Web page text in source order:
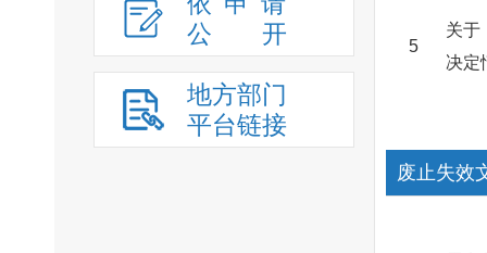
公
开
地方部门
平台链接
5
关于
决定
废止失效